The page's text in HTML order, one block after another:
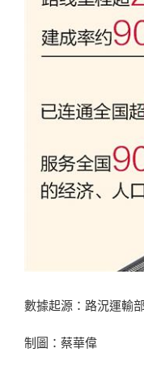
數據起源：路況運輸部
制圖：蔡華偉